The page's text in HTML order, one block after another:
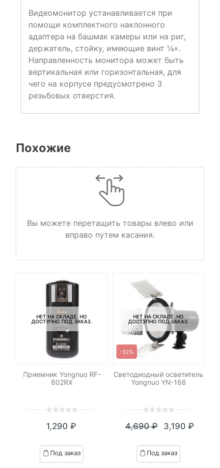
Видеомонитор устанавливается при
помощи комплектного наклонного
адаптера на башмак камеры или на риг,
держатель, стойку, имеющие винт ¼».
Направленность монитора может быть
вертикальная или горизонтальная, для
чего на корпусе предусмотрено 3
резьбовых отверстия.
Похожие
Вы можете перетащить товары влево или
вправо путем касания.
НЕТ НА СКЛАДЕ, НО
ДОСТУПНО ПОД ЗАКАЗ.
Приемник Yongnuo RF-
602RX
out
based
on
1,290 ₽
Под заказ
НЕТ НА СКЛАДЕ, НО
ДОСТУПНО ПОД ЗАКАЗ.
-32%
Светодиодный осветитель
Yongnuo YN-168
out
based
on
4,690₽
цена
составляла
3,190 ₽
Текущая
цена:
3,190 ₽.
Под заказ